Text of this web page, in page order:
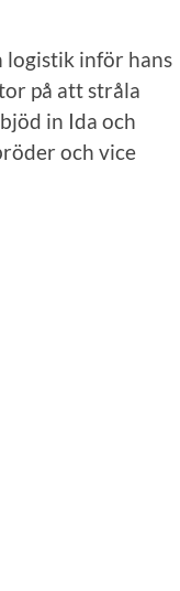
logistik inför hans
på att stråla
in Ida och
och vice